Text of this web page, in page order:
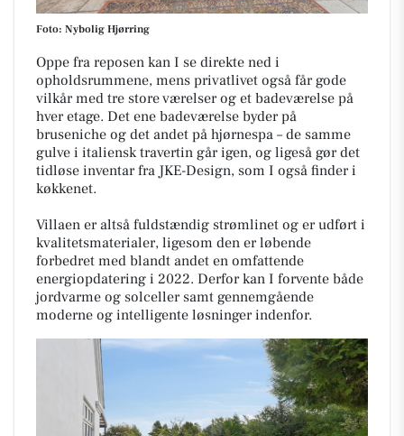
Foto: Nybolig Hjørring
Oppe fra reposen kan I se direkte ned i
opholdsrummene, mens privatlivet også får gode
vilkår med tre store værelser og et badeværelse på
hver etage. Det ene badeværelse byder på
bruseniche og det andet på hjørnespa – de samme
gulve i italiensk travertin går igen, og ligeså gør det
tidløse inventar fra JKE-Design, som I også finder i
køkkenet.
Villaen er altså fuldstændig strømlinet og er udført i
kvalitetsmaterialer, ligesom den er løbende
forbedret med blandt andet en omfattende
energiopdatering i 2022. Derfor kan I forvente både
jordvarme og solceller samt gennemgående
moderne og intelligente løsninger indenfor.